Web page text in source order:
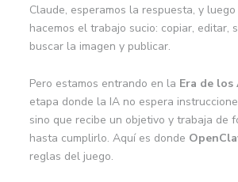
Claude, esperamos la respuesta, y
hacemos el trabajo sucio: copiar, editar,
buscar la imagen y publicar.
Pero estamos entrando en la Era de los
etapa donde la IA no espera
sino que recibe un objetivo y trabaja de
hasta cumplirlo. Aquí es donde
reglas del juego.